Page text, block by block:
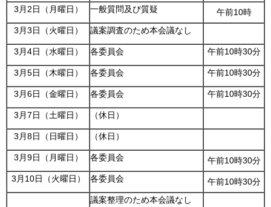
3月2日（月曜日） 一般質問及び質疑
午前10時
3月3日（火曜日）
議案調査のため本会議なし
3月4日（水曜日） 各委員会 午前10時30分
3月5日（木曜日） 各委員会 午前10時30分
3月6日（金曜日） 各委員会 午前10時30分
3月7日（土曜日） （休日）
3月8日（日曜日） （休日）
3月9日（月曜日） 各委員会
午前10時30分
3月10日（火曜日）
各委員会 午前10時30分
議案整理のため本会議なし